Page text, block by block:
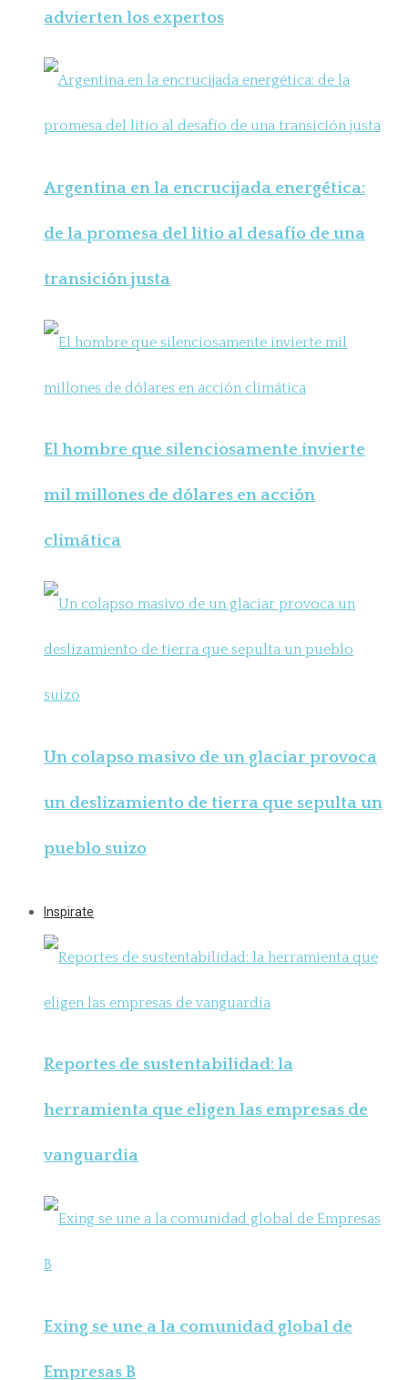
advierten los expertos
Argentina en la encrucijada energética:
de la promesa del litio al desafío de una
transición justa
El hombre que silenciosamente invierte
mil millones de dólares en acción
climática
Un colapso masivo de un glaciar provoca
un deslizamiento de tierra que sepulta un
pueblo suizo
Inspirate
Reportes de sustentabilidad: la
herramienta que eligen las empresas de
vanguardia
Exing se une a la comunidad global de
Empresas B